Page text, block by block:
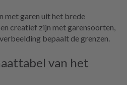
met garen uit het brede
creatief zijn met garensoorten,
bepaalt de grenzen.
van het